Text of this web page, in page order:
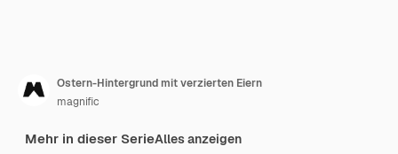
Ostern-Hintergrund mit verzierten Eiern
magnific
Mehr in dieser SerieAlles anzeigen